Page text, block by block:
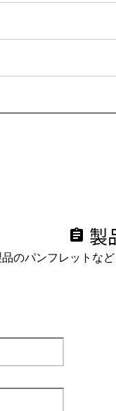
assignment 製
のパンフレットな